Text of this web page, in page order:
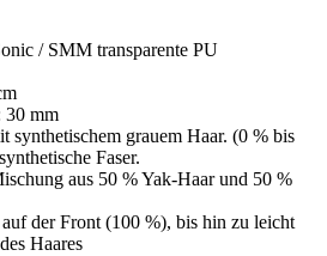
/ SMM transparente PU
mm
grauem Haar. (0 % bis
Faser.
aus 50 % Yak-Haar und 50 %
der Front (100 %), bis hin zu leicht
Haares